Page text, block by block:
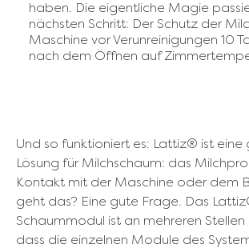
haben. Die eigentliche Magie
nächsten Schritt: Der Schutz der
Maschine vor Verunreinigungen 10
nach dem Öffnen auf
Und so funktioniert es: Lattiz® ist eine
Lösung für Milchschaum: das
Kontakt mit der Maschine oder dem
geht das? Eine gute Frage. Das
Schaummodul ist an mehreren Stellen
dass die einzelnen Module des